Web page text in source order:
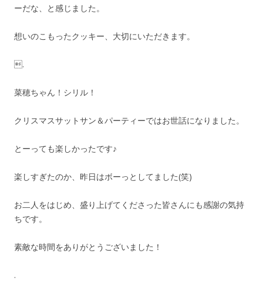
ーだな、と感じました。
想いのこもったクッキー、大切にいただきます。
.
菜穂ちゃん！シリル！
クリスマスサットサン＆パーティーではお世話になりました。
とーっても楽しかったです♪
楽しすぎたのか、昨日はボーっとしてました(笑)
お二人をはじめ、盛り上げてくださった皆さんにも感謝の気持
ちです。
素敵な時間をありがとうございました！
.